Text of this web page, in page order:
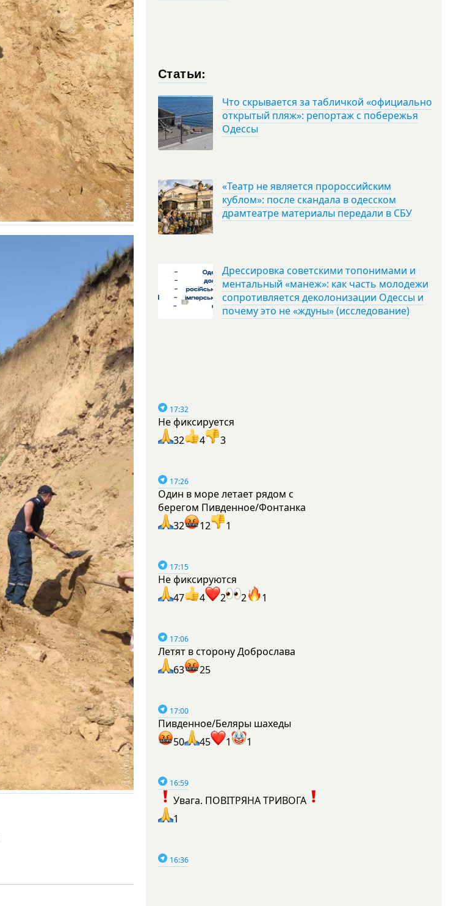
Статьи:
Что скрывается за табличкой «официально
открытый пляж»: репортаж с побережья
Одессы
«Театр не является пророссийским
кублом»: после скандала в одесском
драмтеатре материалы передали в СБУ
Дрессировка советскими топонимами и
ментальный «манеж»: как часть молодежи
сопротивляется деколонизации Одессы и
почему это не «ждуны» (исследование)
17:32
Не фиксируется
32
4 3
17:26
Один в море летает рядом с
берегом Пивденное/Фонтанка
32
12 1
17:15
Не фиксируются
47
4 2 2 1
17:06
Летят в сторону Доброслава
63
25
17:00
Пивденное/Беляры шахеды
50
45 1 1
16:59
Увага. ПОВІТРЯНА ТРИВОГА
1
16:36